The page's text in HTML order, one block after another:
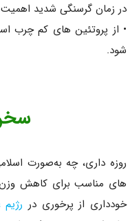
در زمان گرسنگی شدید اهمیت
• از پروتئین های کم چرب
شود.
روزه‌ داری، چه به‌صورت
های مناسب برای کاهش وزن
خودداری از پرخوری در